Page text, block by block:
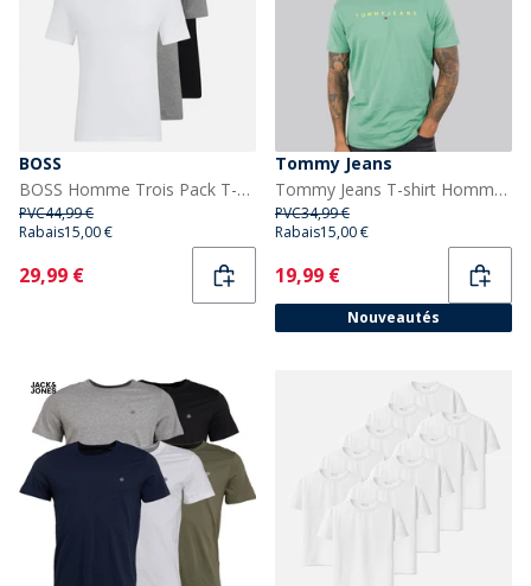
BOSS
BOSS Homme Trois Pack T-shirts Assortis Assorted Pre-Pack
PVC44,99 €
Rabais15,00 €
Current
29,99 €
Tommy Jeans
Tommy Jeans T-shirt Homme Logo Linéaire Bahama Green
PVC34,99 €
Rabais15,00 €
Current
19,99 €
Nouveautés